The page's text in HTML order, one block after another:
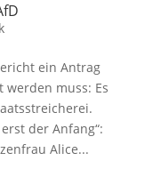
ein Antrag
muss: Es
der Anfang“:
Alice...